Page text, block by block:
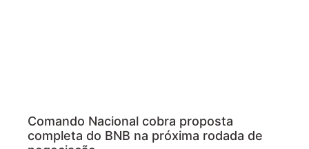
Comando Nacional cobra proposta
completa do BNB na próxima rodada de